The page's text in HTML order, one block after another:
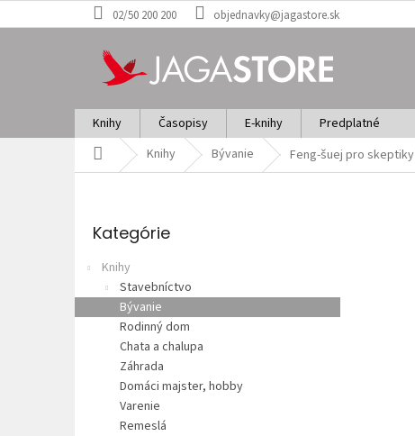
Prejsť
02/50 200 200 objednavky@jagastore.sk
Knihy Časopisy E-knihy
Predplatné
DomovKnihy Bývanie Feng-šuej pro skeptiky
a
n
kategórie
Kategórie
Knihy
Stavebníctvo
Bývanie
Rodinný dom
Chata a chalupa
Záhrada
Domáci majster, hobby
Varenie
Remeslá